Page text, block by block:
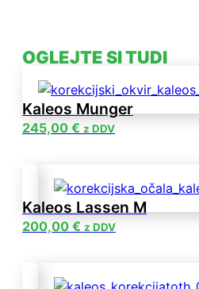
OGLEJTE SI TUDI
Kaleos Munger
245,00 € z DDV
Kaleos Lassen M
200,00 € z DDV